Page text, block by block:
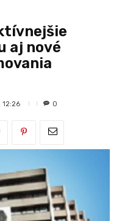
aj nové
12:26 0